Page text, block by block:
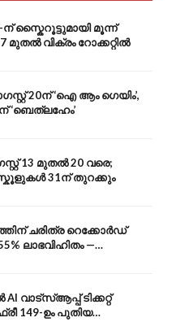
ന് സ്കൈറൂട്ടുമായി മൂന്ന്
മുതൽ വിക്രം റോക്കറ്റിൽ
20ന് ‘ഐ ആം ഗെയിം’,
‘ബെത്‌ലഹേം’
13 മുതൽ 20 വരെ;
31ന് തുറക്കും
ചരിത്ര റെക്കോർഡ്
ലാഭവിഹിതം —
വാട്സ്ആപ്പ് ടിക്കറ്റ്
149-ഉം പുതിയ